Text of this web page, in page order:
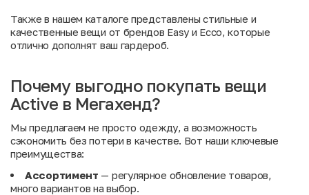
Также в нашем каталоге представлены стильные и
качественные вещи от брендов Easy и Ecco , которые
отлично дополнят ваш гардероб.
Почему выгодно покупать вещи
Active в Мегахенд?
Мы предлагаем не просто одежду, а возможность
сэкономить без потери в качестве. Вот наши ключевые
преимущества:
Ассортимент — регулярное обновление товаров,
много вариантов на выбор.